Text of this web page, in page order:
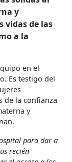
y
vidas de las
a la
en el
Es testigo del
de la confianza
y
para dar a
recién